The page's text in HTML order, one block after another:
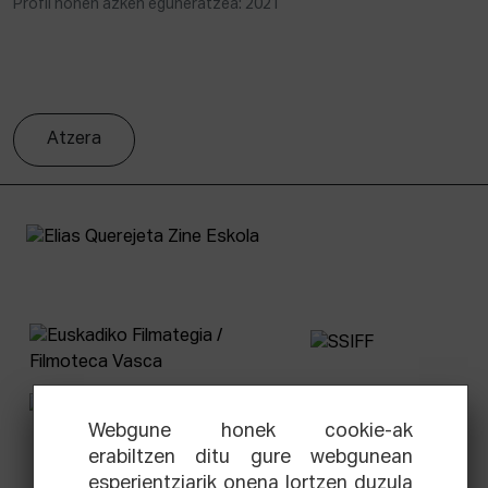
Profil honen azken eguneratzea: 2021
Atzera
Webgune honek cookie-ak
erabiltzen ditu gure webgunean
esperientziarik onena lortzen duzula